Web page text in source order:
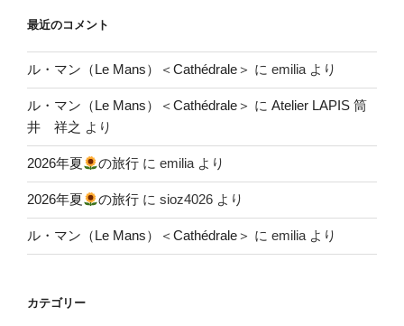
最近のコメント
ル・マン（Le Mans）＜Cathédrale＞ に emilia より
ル・マン（Le Mans）＜Cathédrale＞ に Atelier LAPIS 筒
井 祥之 より
2026年夏 の旅行 にemilia より
2026年夏 の旅行 にsioz4026 より
ル・マン（Le Mans）＜Cathédrale＞ に emilia より
カテゴリー